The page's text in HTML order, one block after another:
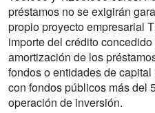
préstamos no se exigirán
propio proyecto empresarial
importe del crédito
amortización de los
fondos o entidades de
con fondos públicos más del
operación de inversión.